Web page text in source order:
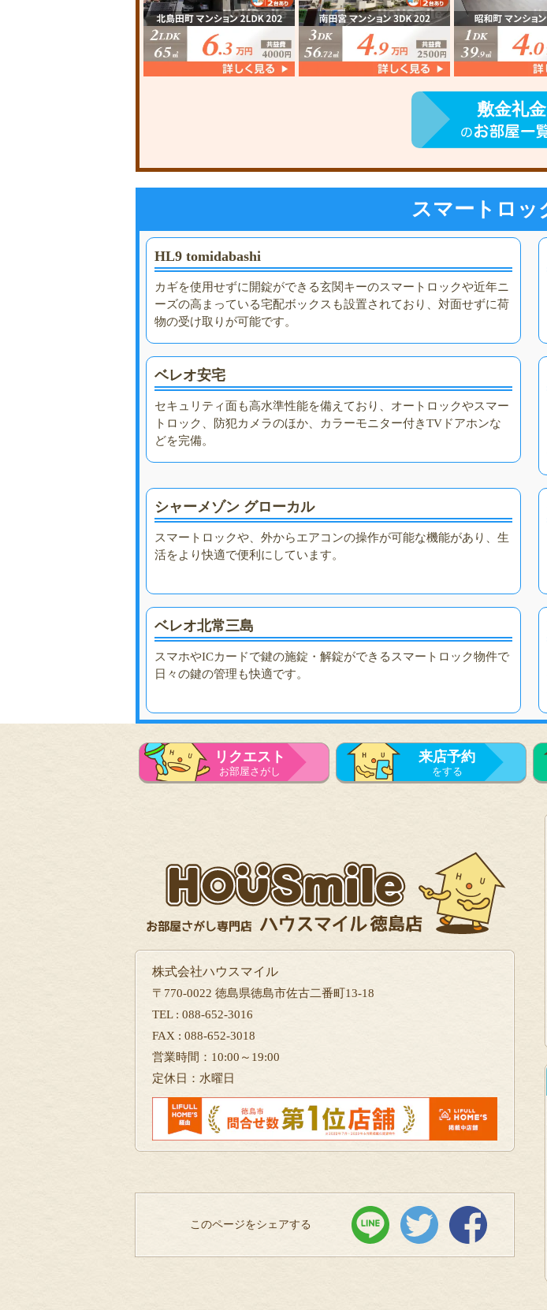
敷金礼
スマートロッ
HL9 tomidabashi
カギを使用せずに開錠ができる玄関キーのスマートロックや近年ニ
ーズの高まっている宅配ボックスも設置されており、対面せずに荷
物の受け取りが可能です。
ベレオ安宅
セキュリティ面も高水準性能を備えており、オートロックやスマー
トロック、防犯カメラのほか、カラーモニター付きTVドアホンな
どを完備。
シャーメゾン グローカル
スマートロックや、外からエアコンの操作が可能な機能があり、生
活をより快適で便利にしています。
ベレオ北常三島
スマホやICカードで鍵の施錠・解錠ができるスマートロック物件で
日々の鍵の管理も快適です。
リクエスト
お部屋さがし
来店予約
をする
株式会社ハウスマイル
〒770-0022 徳島県徳島市佐古二番町13-18
TEL : 088-652-3016
FAX : 088-652-3018
営業時間：10:00～19:00
定休日：水曜日
このページをシェアする